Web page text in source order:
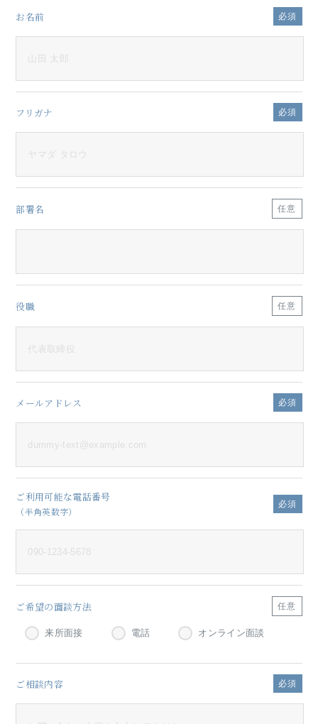
お名前 必須
フリガナ 必須
部署名 任意
役職 任意
メールアドレス 必須
ご利用可能な電話番号
（半角英数字）
必須
ご希望の面談方法 任意
来所面接 電話 オンライン面談
ご相談内容 必須